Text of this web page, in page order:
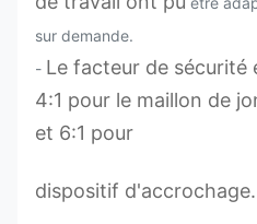
sur demande.
- Le facteur de sécurité
4:1 pour le maillon de
et 6:1 pour
dispositif d'accrochage.